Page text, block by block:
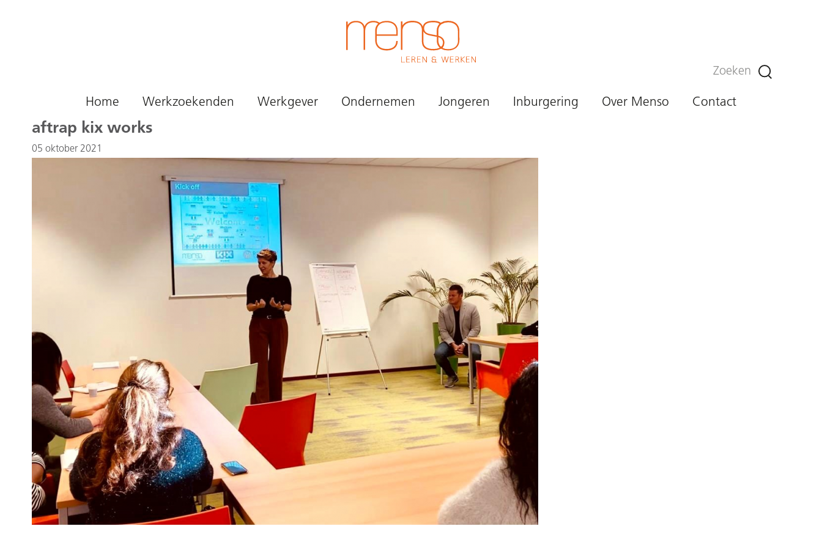
Zoeken
Home Werkzoekenden Werkgever Ondernemen Jongeren Inburgering Over Menso Contact
aftrap kix works
05 oktober 2021